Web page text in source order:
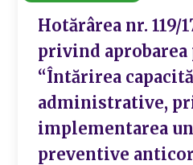
Hotărârea nr. 119/
privind
“Întărirea
administrative,
implementarea
preventive